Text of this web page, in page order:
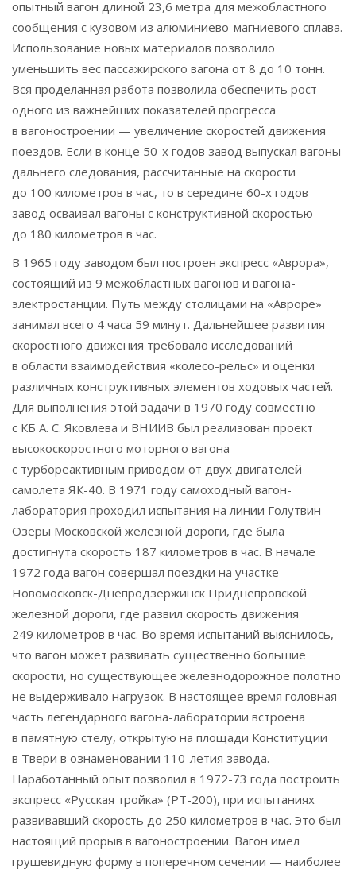
опытный вагон длиной 23,6 метра для межобластного
сообщения с кузовом из алюминиево-магниевого сплава.
Использование новых материалов позволило
уменьшить вес пассажирского вагона от 8 до 10 тонн.
Вся проделанная работа позволила обеспечить рост
одного из важнейших показателей прогресса
в вагоностроении — увеличение скоростей движения
поездов. Если в конце 50-х годов завод выпускал вагоны
дальнего следования, рассчитанные на скорости
до 100 километров в час, то в середине 60-х годов
завод осваивал вагоны с конструктивной скоростью
до 180 километров в час.
В 1965 году заводом был построен экспресс «Аврора»,
состоящий из 9 межобластных вагонов и вагона-
электростанции. Путь между столицами на «Авроре»
занимал всего 4 часа 59 минут. Дальнейшее развития
скоростного движения требовало исследований
в области взаимодействия «колесо-рельс» и оценки
различных конструктивных элементов ходовых частей.
Для выполнения этой задачи в 1970 году совместно
с КБ А. С. Яковлева и ВНИИВ был реализован проект
высокоскоростного моторного вагона
с турбореактивным приводом от двух двигателей
самолета ЯК-40. В 1971 году самоходный вагон-
лаборатория проходил испытания на линии Голутвин-
Озеры Московской железной дороги, где была
достигнута скорость 187 километров в час. В начале
1972 года вагон совершал поездки на участке
Новомосковск-Днепродзержинск Приднепровской
железной дороги, где развил скорость движения
249 километров в час. Во время испытаний выяснилось,
что вагон может развивать существенно большие
скорости, но существующее железнодорожное полотно
не выдерживало нагрузок. В настоящее время головная
часть легендарного вагона-лаборатории встроена
в памятную стелу, открытую на площади Конституции
в Твери в ознаменовании 110-летия завода.
Наработанный опыт позволил в 1972-73 года построить
экспресс «Русская тройка» (РТ-200), при испытаниях
развивавший скорость до 250 километров в час. Это был
настоящий прорыв в вагоностроении. Вагон имел
грушевидную форму в поперечном сечении — наиболее